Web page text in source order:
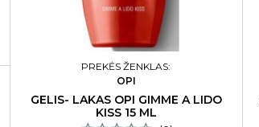
PREKĖS ŽENKLAS:
OPI
GELIS- LAKAS OPI GIMME A LIDO
KISS 15 ML